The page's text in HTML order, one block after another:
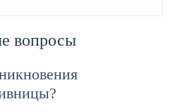
вопросы